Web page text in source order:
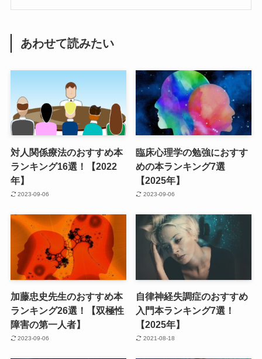
あわせて読みたい
対人関係療法のおすすめ本
ランキング16選！【2022
年】
2023-09-06
臨床心理学の勉強におすす
めの本ランキング7選
【2025年】
2023-09-06
加藤忠史先生のおすすめ本
ランキング26選！【双極性
障害の第一人者】
2023-09-06
自律神経失調症のおすすめ
入門本ランキング7選！
【2025年】
2021-08-18